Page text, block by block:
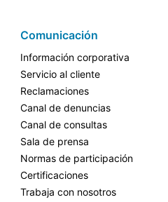
Comunicación
Información corporativa
Servicio al cliente
Reclamaciones
Canal de denuncias
Canal de consultas
Sala de prensa
Normas de participación
Certificaciones
Trabaja con nosotros